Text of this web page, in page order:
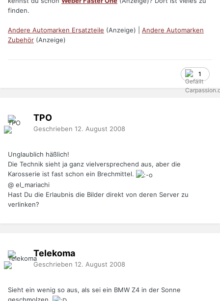
finden.
Andere Automarken Ersatzteile (Anzeige) | Andere Automarken
Zubehör (Anzeige)
1
TPO
Geschrieben 12. August 2008
Unglaublich häßlich!
Die Technik sieht ja ganz vielversprechend aus, aber die
Karosserie ist fast schon ein Brechmittel.
@ el_mariachi
Hast Du die Erlaubnis die Bilder direkt von deren Server zu
verlinken?
Telekoma
Geschrieben 12. August 2008
Sieht ein wenig so aus, als sei ein BMW Z4 in der Sonne